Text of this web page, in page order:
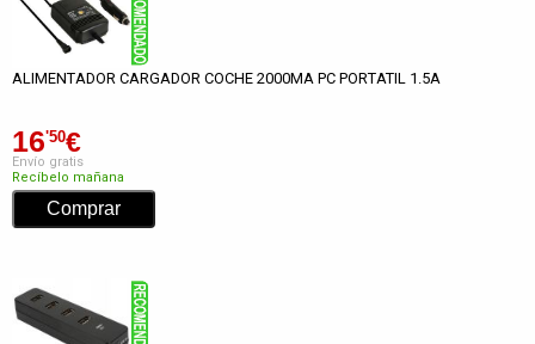
ALIMENTADOR CARGADOR COCHE 2000MA PC PORTATIL 1.5A
16'50€
Envío gratis
Recíbelo mañana